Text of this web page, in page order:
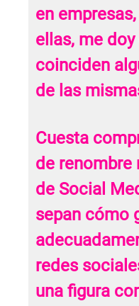
en
ellas, me
coinciden
de las
Cuesta
de renombre
de Social
sepan cómo
redes
una figura